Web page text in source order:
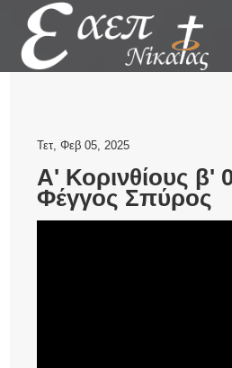
Τετ, Φεβ 05, 2025
Α' Κορινθίους β'
Φέγγος Σπύρος